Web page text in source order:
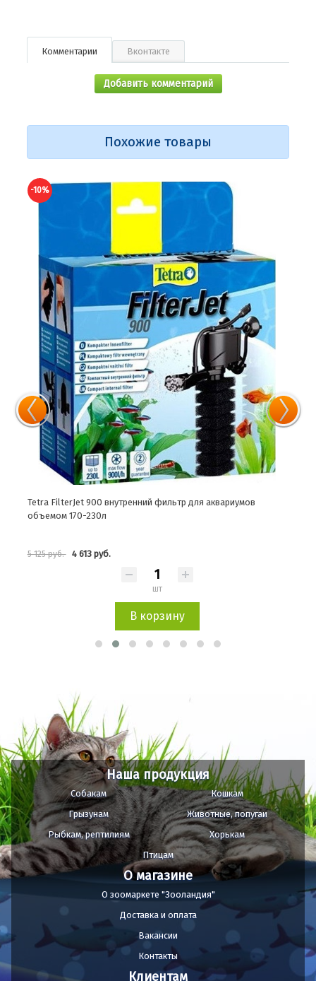
Комментарии Вконтакте
Добавить комментарий
Похожие товары
-10%
Tetra FilterJet 900 внутренний фильтр для аквариумов
объемом 170-230л
5 125 руб. 4 613 руб.
шт
В корзину
Наша продукция
Собакам
Кошкам
Грызунам
Животные, попугаи
Рыбкам, рептилиям
Хорькам
Птицам
О магазине
О зоомаркете "Зооландия"
Доставка и оплата
Вакансии
Контакты
Клиентам